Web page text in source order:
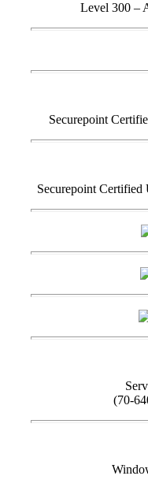
Level 300 –
Securepoint
Securepoint
(70-